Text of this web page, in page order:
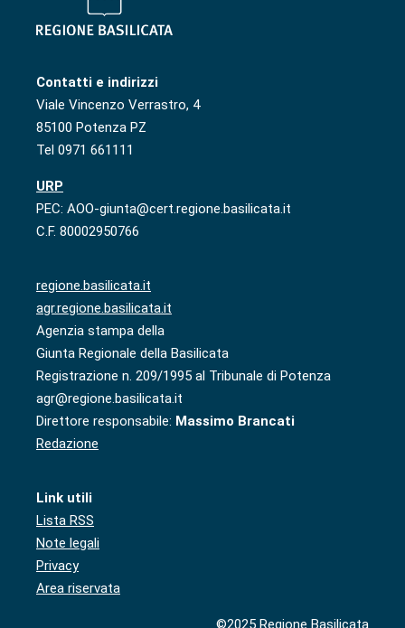
Contatti e indirizzi
Viale Vincenzo Verrastro, 4
85100 Potenza PZ
Tel 0971 661111
URP
PEC: AOO-giunta@cert.regione.basilicata.it
C.F. 80002950766
regione.basilicata.it
agr.regione.basilicata.it
Agenzia stampa della
Giunta Regionale della Basilicata
Registrazione n. 209/1995 al Tribunale di Potenza
agr@regione.basilicata.it
Direttore responsabile: Massimo Brancati
Redazione
Link utili
Lista RSS
Note legali
Privacy
Area riservata
©2025 Regione Basilicata